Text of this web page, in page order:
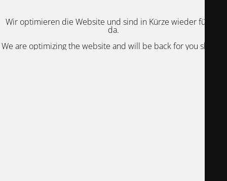
Wir optimieren die Website und sind in Kürze wieder für Sie
da.
We are optimizing the website and will be back for you shortly.